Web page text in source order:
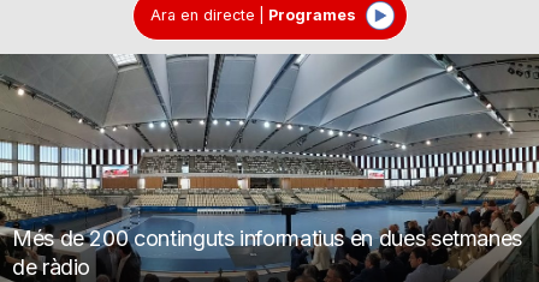
d
i
o
Ara en directe Programes
Més de 200 continguts informatius en dues setmanes
de ràdio